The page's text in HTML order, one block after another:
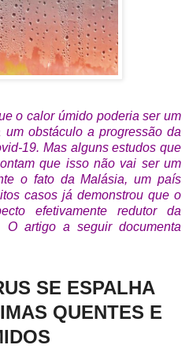
o calor úmido poderia ser um
obstáculo a progressão da
19. Mas alguns estudos que
que isso não vai ser um
o fato da Malásia, um país
casos já demonstrou que o
efetivamente redutor da
O artigo a seguir documenta
SE ESPALHA
QUENTES E